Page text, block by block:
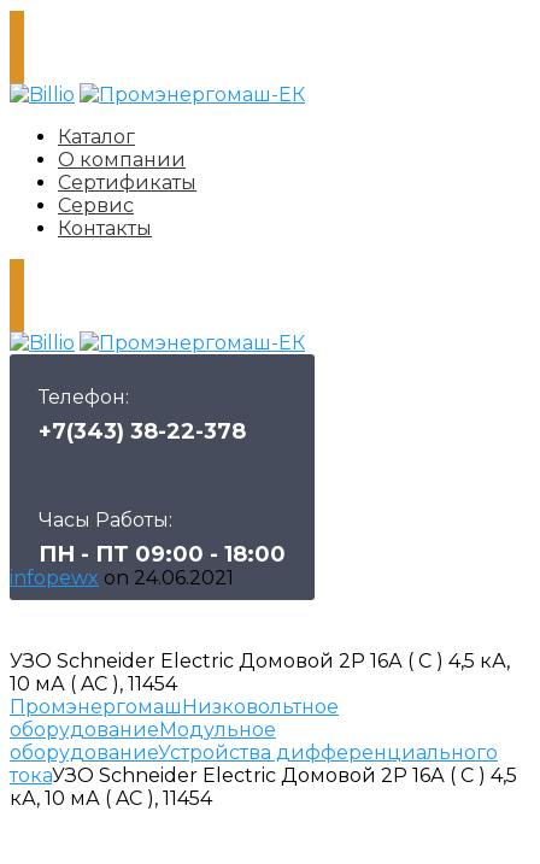
Каталог
О компании
Сертификаты
Сервис
Контакты
Телефон:
+7(343) 38-22-378
Часы Работы:
ПН - ПТ 09:00 - 18:00
infopewx on 24.06.2021
УЗО Schneider Electric Домовой 2P 16А ( C ) 4,5 кА,
10 мА ( AC ), 11454
ПромэнергомашНизковольтное
оборудованиеМодульное
оборудованиеУстройства дифференциального
токаУЗО Schneider Electric Домовой 2P 16А ( C ) 4,5
кА, 10 мА ( AC ), 11454